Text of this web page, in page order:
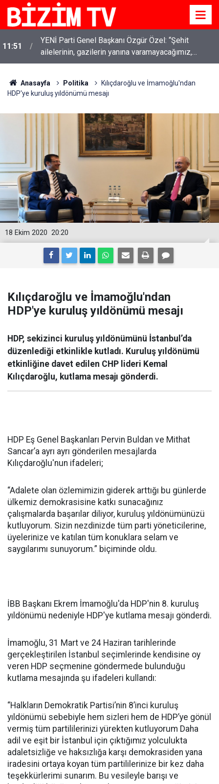
11:51
YENİ Parti Genel Başkanı Özgür Özel: “Şehit
ailelerinin, gazilerin yanına varamayacağımız,
gözüne bakamayacağımız işlerin içinde olmayız”
Anasayfa Politika
Kılıçdaroğlu ve İmamoğlu'ndan
HDP'ye kuruluş yıldönümü mesajı
20:20
18 Ekim 2020
Kılıçdaroğlu ve İmamoğlu'ndan
HDP'ye kuruluş yıldönümü mesajı
HDP, sekizinci kuruluş yıldönümünü İstanbul’da
düzenlediği etkinlikle kutladı. Kuruluş yıldönümü
etkinliğine davet edilen CHP lideri Kemal
Kılıçdaroğlu, kutlama mesajı gönderdi.
HDP Eş Genel Başkanları Pervin Buldan ve Mithat
Sancar’a ayrı ayrı gönderilen mesajlarda
Kılıçdaroğlu'nun ifadeleri;
“Adalete olan özlemimizin giderek arttığı bu günlerde
ülkemiz demokrasisine katkı sunacağınız
çalışmalarda başarılar diliyor, kuruluş yıldönümünüzü
kutluyorum. Sizin nezdinizde tüm parti yöneticilerine,
üyelerinize ve katılan tüm konuklara selam ve
saygılarımı sunuyorum.” biçiminde oldu.
İBB Başkanı Ekrem İmamoğlu'da HDP'nin 8. kuruluş
yıldönümü nedeniyle HDP'ye kutlama mesajı gönderdi.
İmamoğlu, 31 Mart ve 24 Haziran tarihlerinde
gerçekleştirilen İstanbul seçimlerinde kendisine oy
veren HDP seçmenine göndermede bulunduğu
kutlama mesajında şu ifadeleri kullandı:
“Halkların Demokratik Partisi’nin 8’inci kuruluş
yıldönümü sebebiyle hem sizleri hem de HDP’ye gönül
vermiş tüm partililerinizi yürekten kutluyorum Daha
adil ve eşit bir İstanbul için çıktığımız yolculukta
adaletsizliğe ve haksızlığa karşı demokrasiden yana
iradesini ortaya koyan tüm partililerinize bir kez daha
teşekkürlerimi sunarım. Bu vesileyle barışı ve